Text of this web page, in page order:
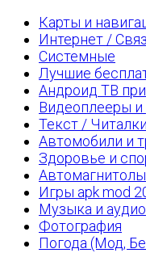
Карты и
Интернет /
Системные
Лучшие
Андроид ТВ
Видеоплееры
Текст / Читалки
Автомобили и
Здоровье и
Игры apk mod
Музыка и аудио
Фотография
Погода (Мод,